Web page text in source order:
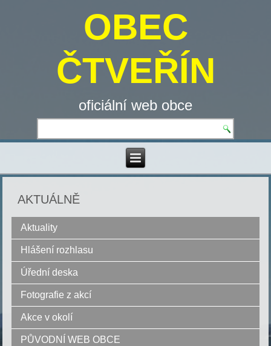
OBEC
ČTVEŘÍN
oficiální web obce
AKTUÁLNĚ
Aktuality
Hlášení rozhlasu
Úřední deska
Fotografie z akcí
Akce v okolí
PŮVODNÍ WEB OBCE